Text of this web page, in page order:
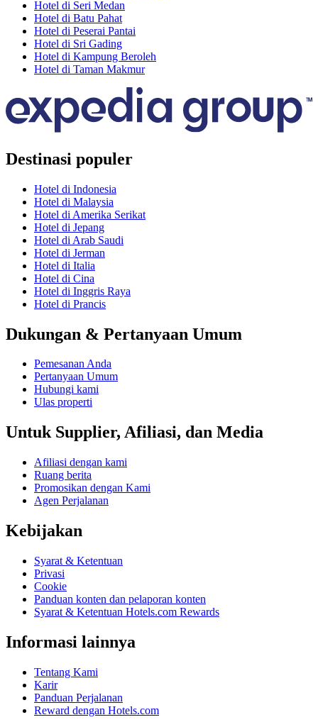
Hotel di Seri Medan
Hotel di Batu Pahat
Hotel di Peserai Pantai
Hotel di Sri Gading
Hotel di Kampung Beroleh
Hotel di Taman Makmur
Destinasi populer
Hotel di Indonesia
Hotel di Malaysia
Hotel di Amerika Serikat
Hotel di Jepang
Hotel di Arab Saudi
Hotel di Jerman
Hotel di Italia
Hotel di Cina
Hotel di Inggris Raya
Hotel di Prancis
Dukungan & Pertanyaan Umum
Pemesanan Anda
Pertanyaan Umum
Hubungi kami
Ulas properti
Untuk Supplier, Afiliasi, dan Media
Afiliasi dengan kami
Ruang berita
Promosikan dengan Kami
Agen Perjalanan
Kebijakan
Syarat & Ketentuan
Privasi
Cookie
Panduan konten dan pelaporan konten
Syarat & Ketentuan Hotels.com Rewards
Informasi lainnya
Tentang Kami
Karir
Panduan Perjalanan
Reward dengan Hotels.com